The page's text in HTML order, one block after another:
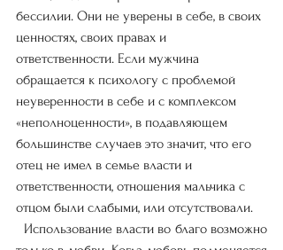
бессилии. Они не уверены в себе, в своих
ценностях, своих правах и
ответственности. Если мужчина
обращается к психологу с проблемой
неуверенности в себе и с комплексом
«неполноценности», в подавляющем
большинстве случаев это значит, что его
отец не имел в семье власти и
ответственности, отношения мальчика с
отцом были слабыми, или отсутствовали.